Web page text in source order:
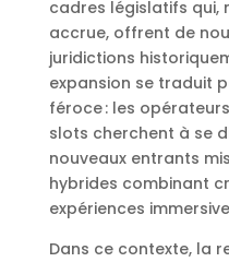
cadres législatifs qui,
accrue, offrent de
juridictions
expansion se traduit
féroce : les
slots cherchent à se
nouveaux entrants
hybrides combinant
expériences
Dans ce contexte, la